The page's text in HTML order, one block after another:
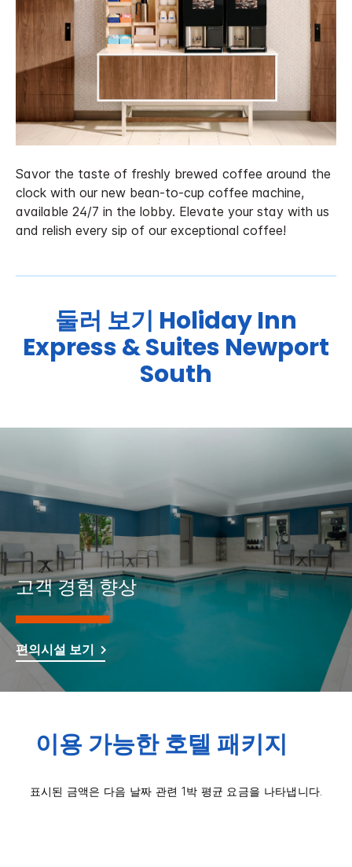
Savor the taste of freshly brewed coffee around the
clock with our new bean-to-cup coffee machine,
available 24/7 in the lobby. Elevate your stay with us
and relish every sip of our exceptional coffee!
둘러 보기 Holiday Inn
Express & Suites Newport
South
고객 경험 향상
편의시설 보기
이용 가능한 호텔 패키지
표시된 금액은 다음 날짜 관련 1박 평균 요금을 나타냅니다.